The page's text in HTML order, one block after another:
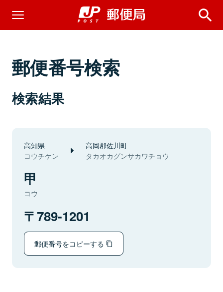
郵便番号検索
検索結果
高知県
コウチケン
高岡郡佐川町
タカオカグンサカワチョウ
甲
コウ
789-1201
郵便番号をコピーする